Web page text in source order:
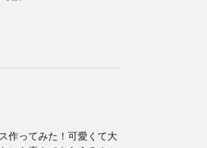
作ってみた！可愛くて大